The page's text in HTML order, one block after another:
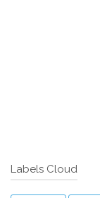
Labels Cloud